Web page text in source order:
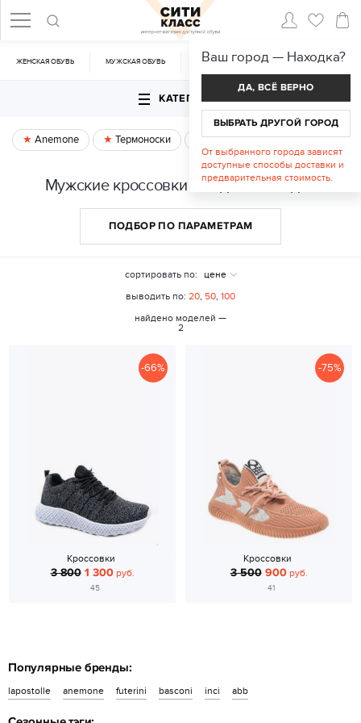
ЖЕНСКАЯ ОБУВЬ МУЖСКАЯ ОБУВЬ CУМКИ АКСЕССУАРЫ
КАТЕГОРИИ
Anemone Термоноски Спецпредложение
Мужские кроссовки и кеды в Находке
ПОДБОР ПО ПАРАМЕТРАМ
сортировать по:
цене
выводить по: 20, 50, 100
найдено моделей —
2
-66%
Кроссовки
3 800 1 300руб.
45
-75%
Кроссовки
3 500 900руб.
41
Популярные бренды:
lapostolle anemone futerini basconi inci abb
Ваш город — Находка?
ДА, ВСЁ ВЕРНО
ВЫБРАТЬ ДРУГОЙ ГОРОД
От выбранного города зависят
доступные способы доставки и
предварительная стоимость.